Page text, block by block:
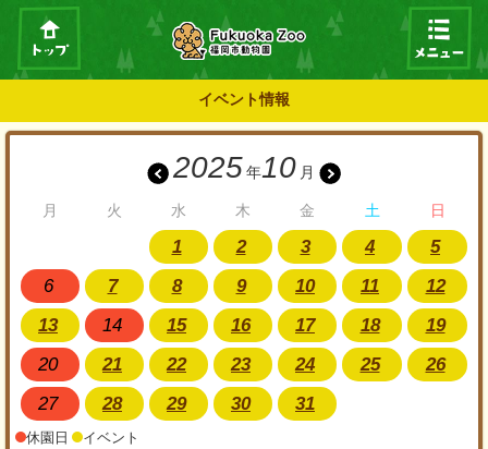
イベント情報
2025 年10 月
月 火 水 木 金 土 日
1 2 3 4
5
6
7 8 9 10 11
12
13
14 15 16 17 18
19
20
21 22 23 24 25
26
27
28 29 30 31
休園日 イベント